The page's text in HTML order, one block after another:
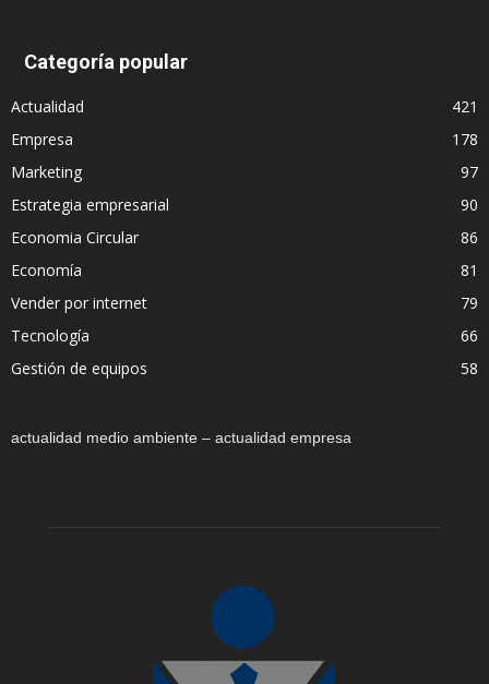
Categoría popular
Actualidad
421
Empresa
178
Marketing
97
Estrategia empresarial
90
Economia Circular
86
Economía
81
Vender por internet
79
Tecnología
66
Gestión de equipos
58
actualidad medio ambiente – actualidad empresa